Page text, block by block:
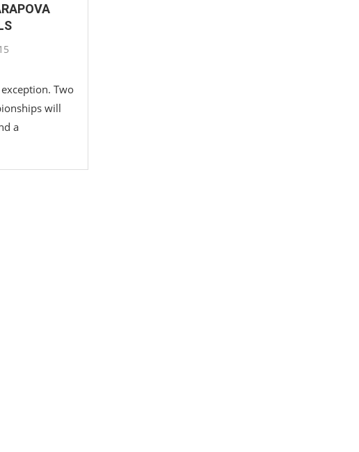
Two
will
a